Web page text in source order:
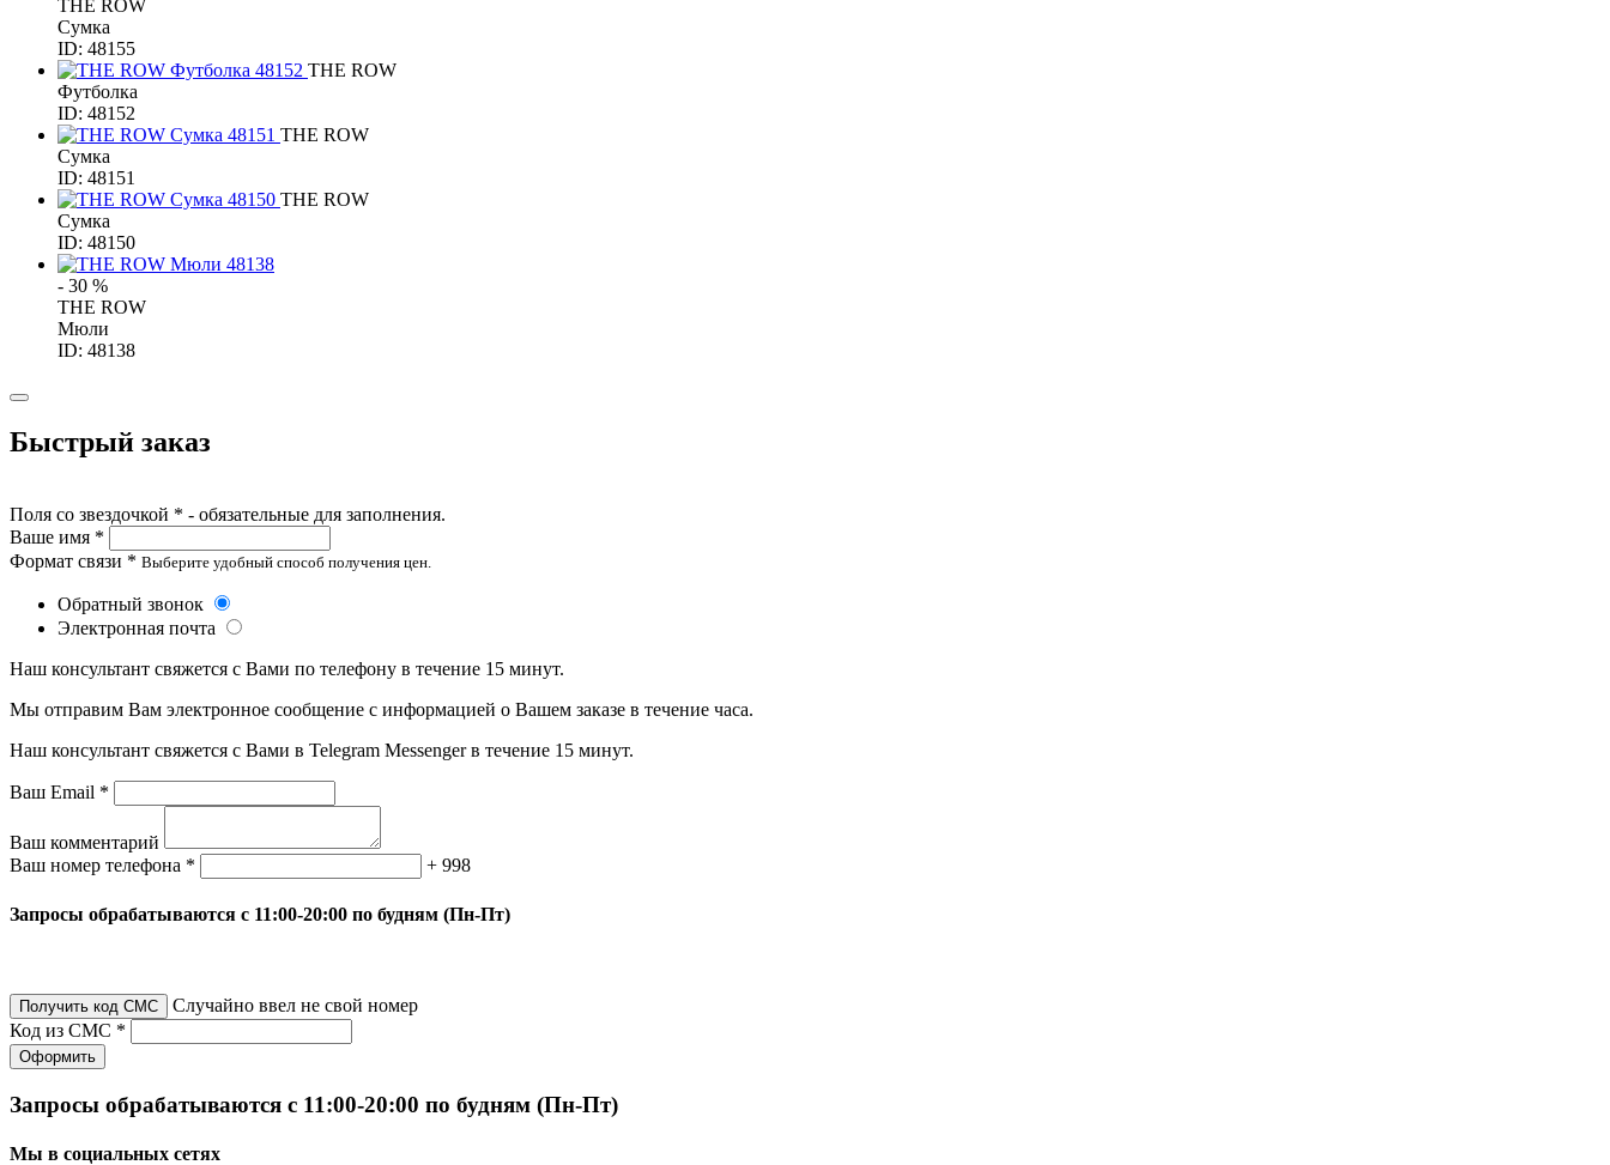
THE ROW
Сумка
ID: 48155
THE ROW
Футболка
ID: 48152
THE ROW
Сумка
ID: 48151
THE ROW
Сумка
ID: 48150
- 30 %
THE ROW
Мюли
ID: 48138
Быстрый заказ
Поля со звездочкой * - обязательные для заполнения.
Ваше имя *
Формат связи * Выберите удобный способ получения цен.
Обратный звонок
Электронная почта
Наш консультант свяжется с Вами по телефону в течение 15 минут.
Мы отправим Вам электронное сообщение с информацией о Вашем заказе в течение часа.
Наш консультант свяжется с Вами в Telegram Messenger в течение 15 минут.
Ваш Email *
Ваш комментарий
Ваш номер телефона *
+ 998
Запросы обрабатываются с 11:00-20:00 по будням (Пн-Пт)
Получить код СМС
Случайно ввел не свой номер
Код из СМС *
Оформить
Запросы обрабатываются с 11:00-20:00 по будням (Пн-Пт)
Мы в социальных сетях